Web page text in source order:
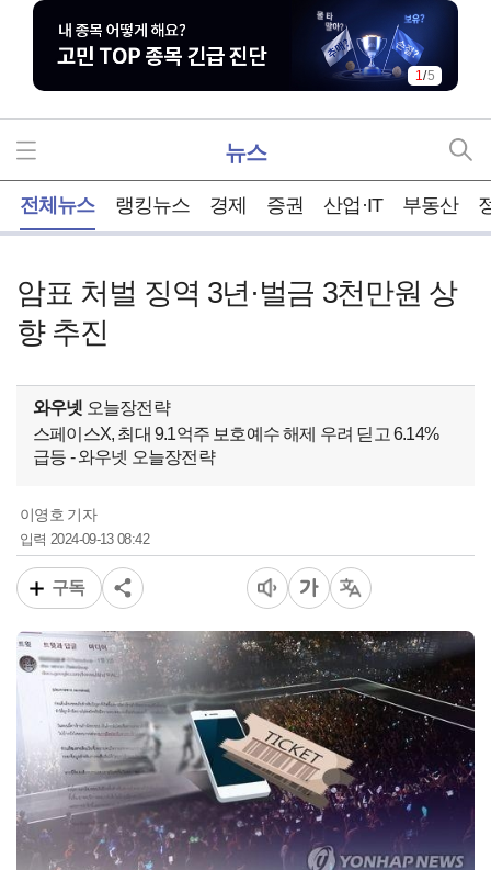
1/5
뉴스
전체뉴스 랭킹뉴스 경제 증권 산업·IT 부동산
암표 처벌 징역 3년·벌금 3천만원 상
향 추진
와우넷 오늘장전략
스페이스X, 최대 9.1억주 보호예수 해제 우려 딛고 6.14%
급등 - 와우넷 오늘장전략
이영호 기자
입력2024-09-13 08:42
구독